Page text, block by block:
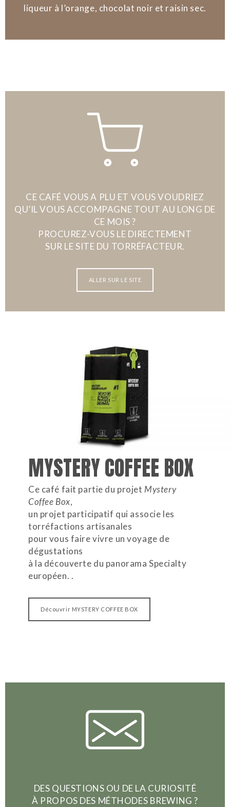
liqueur à l’orange, chocolat noir et raisin sec.
CE CAFÉ VOUS A PLU ET VOUS VOUDRIEZ
QU’IL VOUS ACCOMPAGNE TOUT AU LONG DE
CE MOIS ?
PROCUREZ-VOUS LE DIRECTEMENT
SUR LE SITE DU TORRÉFACTEUR.
ALLER SUR LE SITE
MYSTERY COFFEE BOX
Ce café fait partie du projet Mystery
Coffee Box,
un projet participatif qui associe les
torréfactions artisanales
pour vous faire vivre un voyage de
dégustations
à la découverte du panorama Specialty
européen. .
Découvrir MYSTERY COFFEE BOX
DES QUESTIONS OU DE LA CURIOSITÉ
À PROPOS DES MÉTHODES BREWING ?